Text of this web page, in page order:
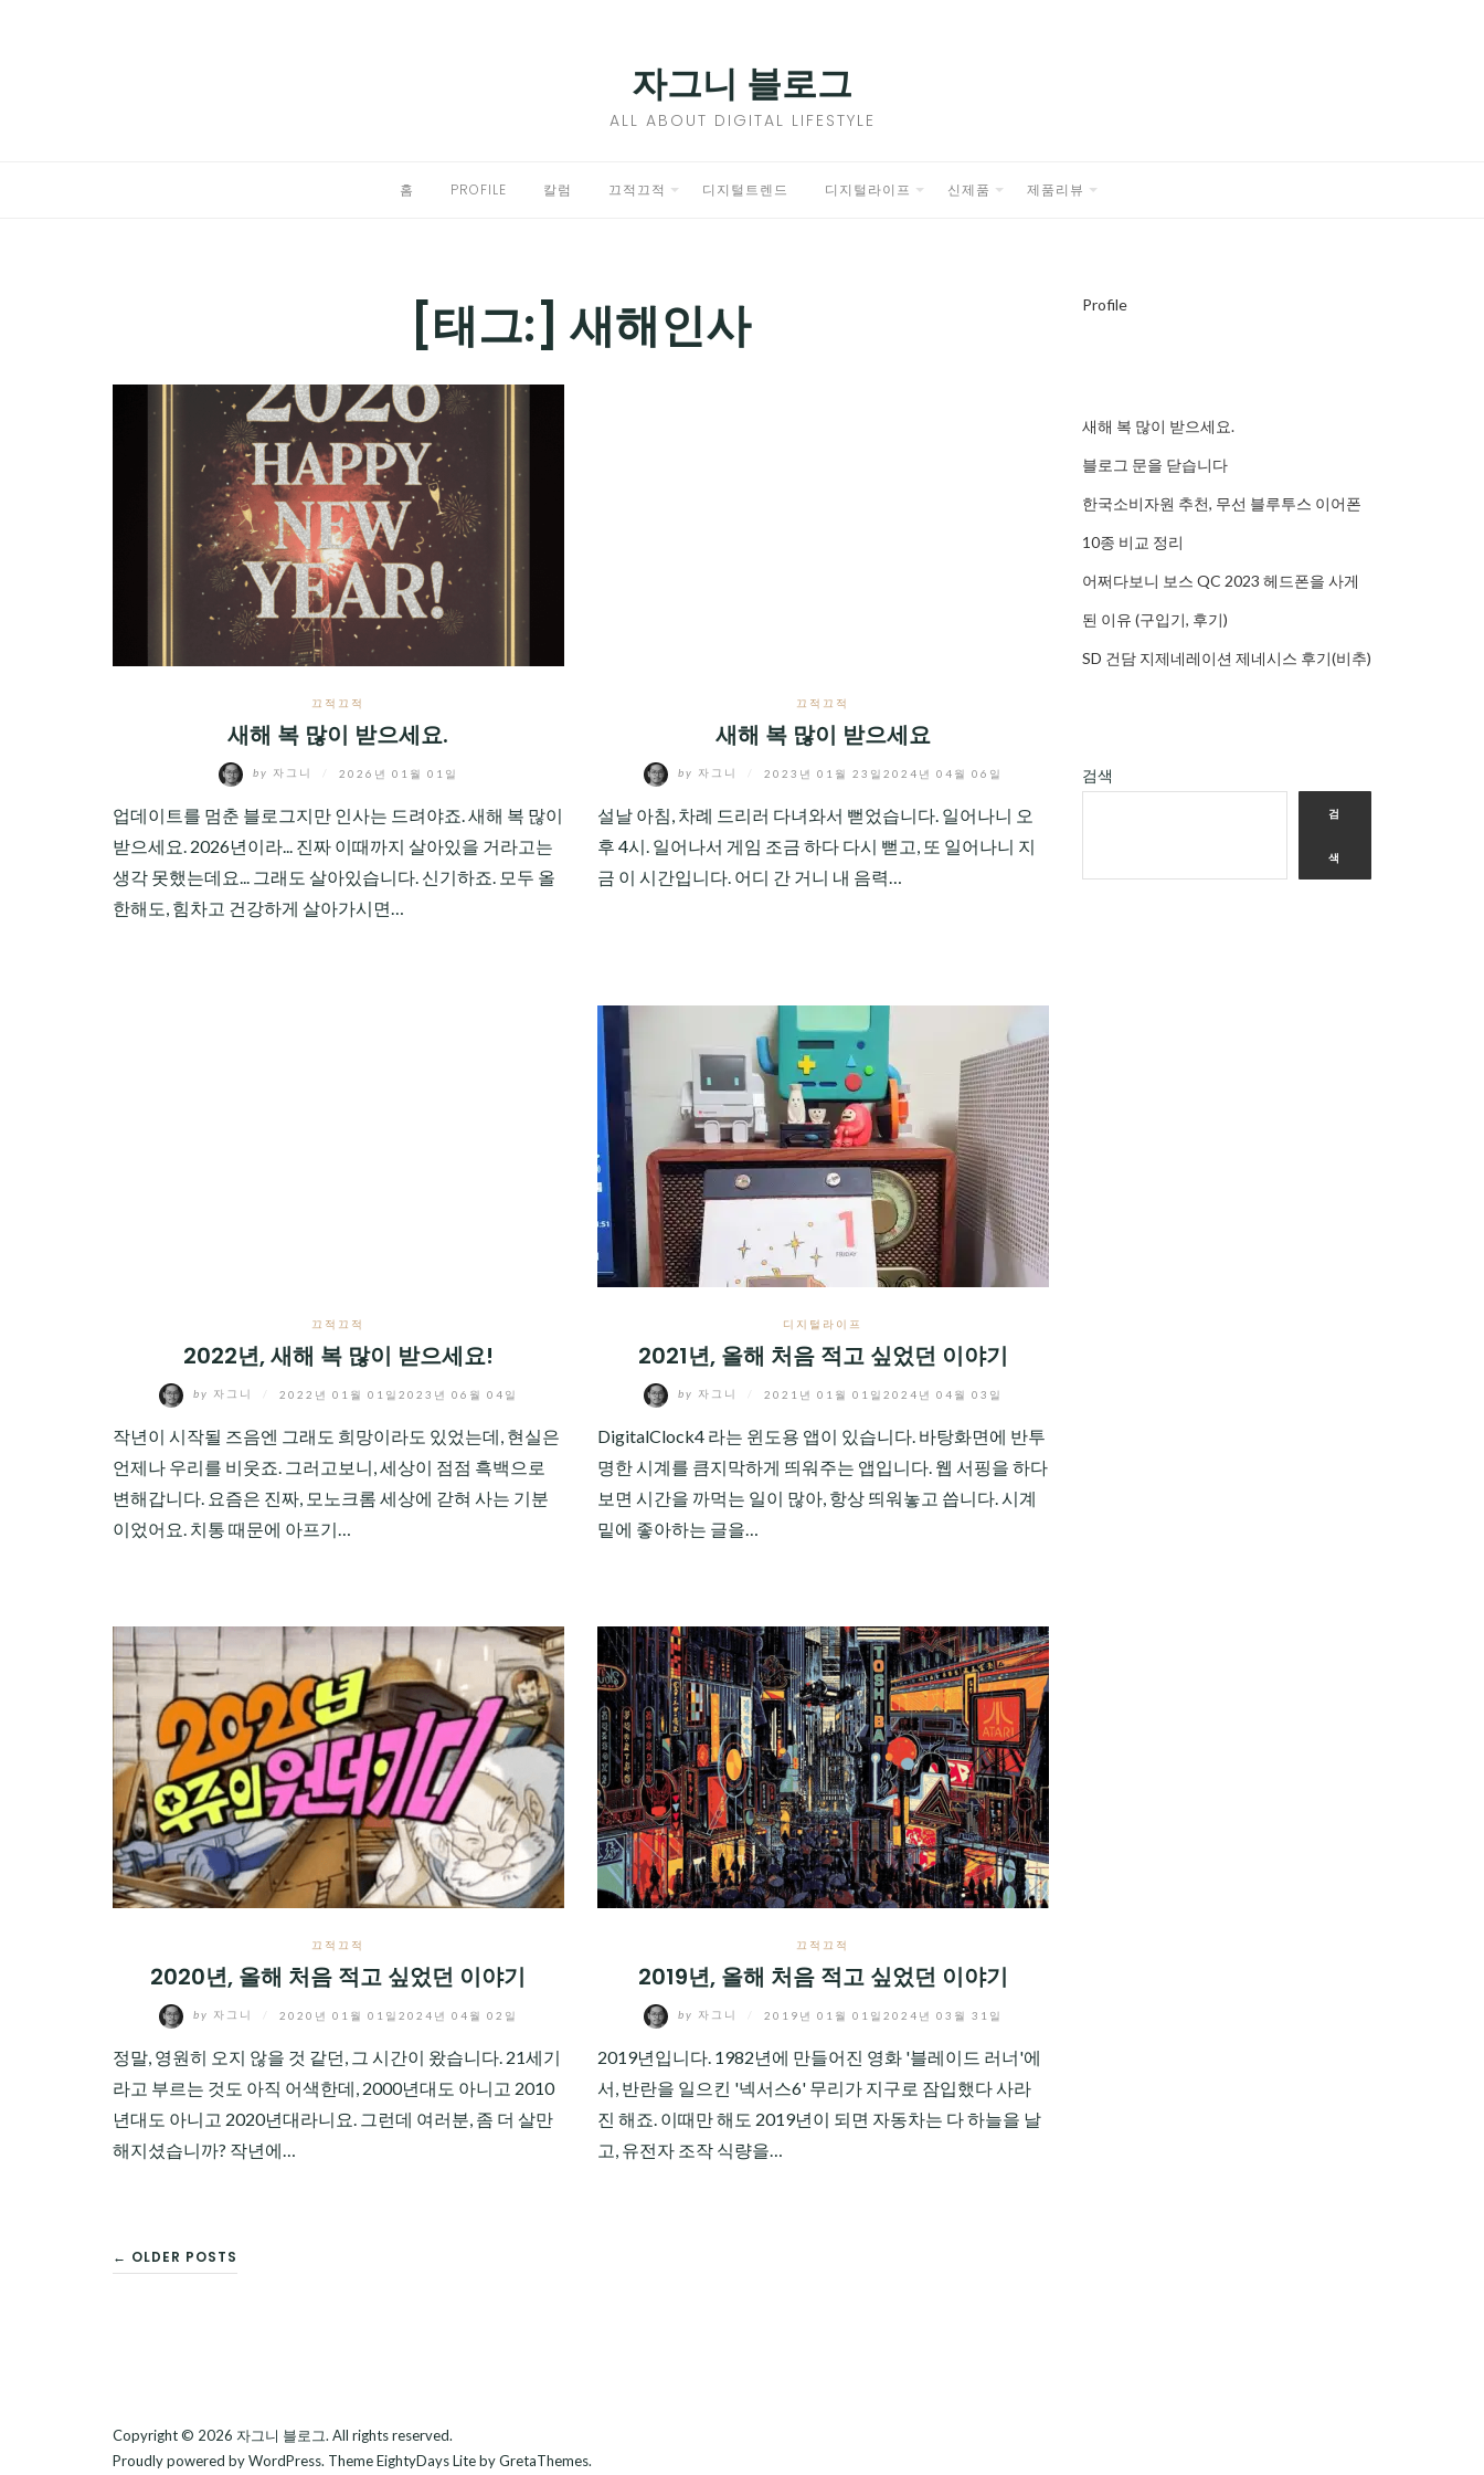
자그니 블로그
ALL ABOUT DIGITAL LIFESTYLE
홈 PROFILE 칼럼 끄적끄적 디지털트렌드 디지털라이프 신제품 제품리뷰
[태그:]새해인사
끄적끄적
새해 복 많이 받으세요.
by 자그니 2026년 01월 01일
업데이트를 멈춘 블로그지만 인사는 드려야죠. 새해 복 많이
받으세요. 2026년이라... 진짜 이때까지 살아있을 거라고는
생각 못했는데요... 그래도 살아있습니다. 신기하죠. 모두 올
한해도, 힘차고 건강하게 살아가시면…
끄적끄적
새해 복 많이 받으세요
by 자그니 2023년 01월 23일 2024년 04월 06일
설날 아침, 차례 드리러 다녀와서 뻗었습니다. 일어나니 오
후 4시. 일어나서 게임 조금 하다 다시 뻗고, 또 일어나니 지
금 이 시간입니다. 어디 간 거니 내 음력…
끄적끄적
2022년, 새해 복 많이 받으세요!
by 자그니 2022년 01월 01일 2023년 06월 04일
작년이 시작될 즈음엔 그래도 희망이라도 있었는데, 현실은
언제나 우리를 비웃죠. 그러고보니, 세상이 점점 흑백으로
변해갑니다. 요즘은 진짜, 모노크롬 세상에 갇혀 사는 기분
이었어요. 치통 때문에 아프기…
디지털라이프
2021년, 올해 처음 적고 싶었던 이야기
by 자그니 2021년 01월 01일 2024년 04월 03일
DigitalClock4 라는 윈도용 앱이 있습니다. 바탕화면에 반투
명한 시계를 큼지막하게 띄워주는 앱입니다. 웹 서핑을 하다
보면 시간을 까먹는 일이 많아, 항상 띄워놓고 씁니다. 시계
밑에 좋아하는 글을…
끄적끄적
2020년, 올해 처음 적고 싶었던 이야기
by 자그니 2020년 01월 01일 2024년 04월 02일
정말, 영원히 오지 않을 것 같던, 그 시간이 왔습니다. 21세기
라고 부르는 것도 아직 어색한데, 2000년대도 아니고 2010
년대도 아니고 2020년대라니요. 그런데 여러분, 좀 더 살만
해지셨습니까? 작년에…
끄적끄적
2019년, 올해 처음 적고 싶었던 이야기
by 자그니 2019년 01월 01일 2024년 03월 31일
2019년입니다. 1982년에 만들어진 영화 '블레이드 러너'에
서, 반란을 일으킨 '넥서스6' 무리가 지구로 잠입했다 사라
진 해죠. 이때만 해도 2019년이 되면 자동차는 다 하늘을 날
고, 유전자 조작 식량을…
글
← OLDER POSTS
Profile
새해 복 많이 받으세요.
블로그 문을 닫습니다
한국소비자원 추천, 무선 블루투스 이어폰
10종 비교 정리
어쩌다보니 보스 QC 2023 헤드폰을 사게
된 이유 (구입기, 후기)
SD 건담 지제네레이션 제네시스 후기(비추)
검색
검
색
Copyright © 2026 자그니 블로그. All rights reserved.
Proudly powered byWordPress. ThemeEightyDays Liteby GretaThemes.
CHILD
MENU
EXPAND
CHILD
MENU
EXPAND
CHILD
MENU